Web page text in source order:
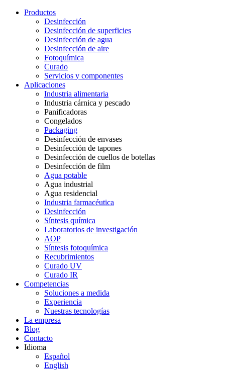
Productos
Desinfección
Desinfección de superficies
Desinfección de agua
Desinfección de aire
Fotoquímica
Curado
Servicios y componentes
Aplicaciones
Industria alimentaria
Industria cárnica y pescado
Panificadoras
Congelados
Packaging
Desinfección de envases
Desinfección de tapones
Desinfección de cuellos de botellas
Desinfección de film
Agua potable
Agua industrial
Agua residencial
Industria farmacéutica
Desinfección
Síntesis química
Laboratorios de investigación
AOP
Síntesis fotoquímica
Recubrimientos
Curado UV
Curado IR
Competencias
Soluciones a medida
Experiencia
Nuestras tecnologías
La empresa
Blog
Contacto
Idioma
Español
English